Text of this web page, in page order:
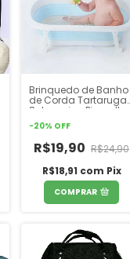
Brinquedo de Banho
de Corda Tartaruga
Submarino Pimpolho
-20% OFF
R$19,90 R$24,90
R$18,91 com Pix
COMPRAR